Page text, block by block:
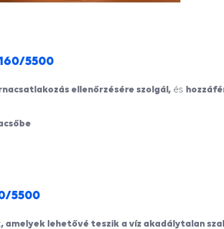
5500
ellenőrzésére szolgál, és
5500
lehetővé teszik a víz akadálytalan